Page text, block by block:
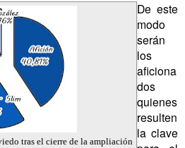
tras el cierre de la ampliación
De este
modo
serán
los
aficiona
dos
quienes
resulten
la clave